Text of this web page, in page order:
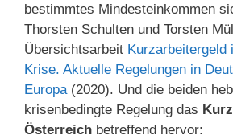
bestimmtes Mindesteinkommen
Thorsten Schulten und Torsten
Übersichtsarbeit Kurzarbeitergeld
Krise. Aktuelle Regelungen in
Europa(2020). Und die beiden
krisenbedingte Regelung das
Österreich betreffend hervor: